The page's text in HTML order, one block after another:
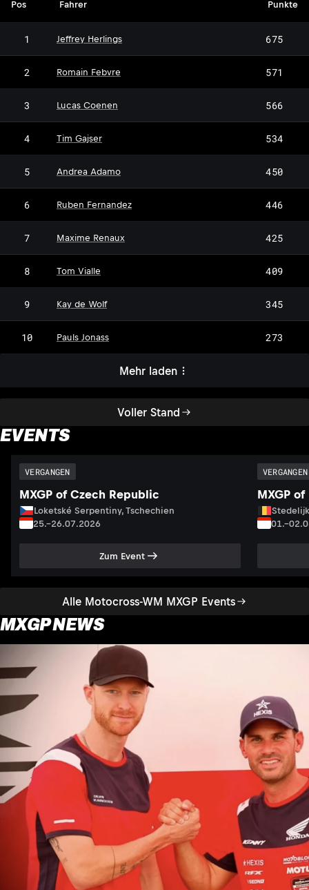
Voller Stand
Pos Fahrer Punkte
1 Jeffrey Herlings 675
2 Romain Febvre 571
3 Lucas Coenen 566
4 Tim Gajser 534
5 Andrea Adamo 450
6 Ruben Fernandez 446
7 Maxime Renaux 425
8 Tom Vialle 409
9 Kay de Wolf 345
10 Pauls Jonass 273
Mehr laden
EVENTS
Alle Motocross-WM MXGP Events
VERGANGEN
MXGP of Czech Republic
Loketské Serpentiny, Tschechien
25.–26.07.2026
Zum Event
VERGANGEN
MXGP
MXGP NEWS